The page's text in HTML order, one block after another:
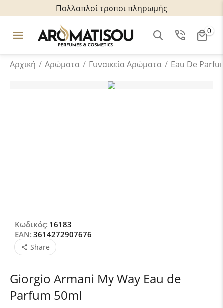
Πολλαπλοί τρόποι πληρωμής
0
Αρχική / Αρώματα / Γυναικεία Αρώματα / Eau De
EAN: 3614272907676
Κωδικός: 16183
Share
Giorgio Armani My Way Eau de
Parfum 50ml